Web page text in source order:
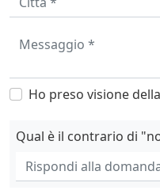
Ho preso visione della
Qual è il contrario di